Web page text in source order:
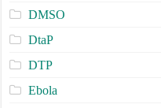
DMSO
DtaP
DTP
Ebola